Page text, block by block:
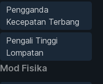
Pengganda
Kecepatan Terbang
Pengali Tinggi
Lompatan
Mod Fisika